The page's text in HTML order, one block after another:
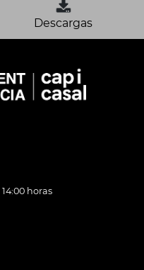
Descargas
horas